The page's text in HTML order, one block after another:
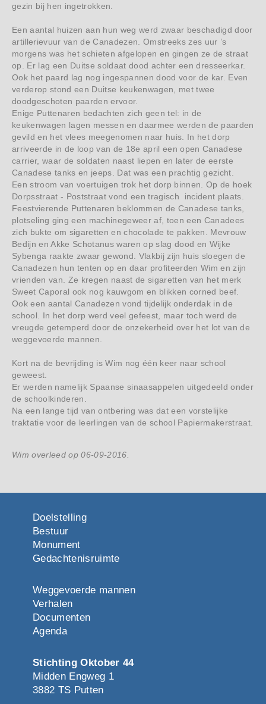
gezin bij hen ingetrokken.
Een aantal huizen aan hun weg werd zwaar beschadigd door
artillerievuur van de Canadezen. Omstreeks zes uur ’s
morgens was het schieten afgelopen en gingen ze de straat
op. Er lag een Duitse soldaat dood achter een dresseerkar.
Ook het paard lag nog ingespannen dood voor de kar. Even
verderop stond een Duitse keukenwagen, met twee
doodgeschoten paarden ervoor.
Enige Puttenaren bedachten zich geen tel: in de
keukenwagen lagen messen en daarmee werden de paarden
gevild en het vlees meegenomen naar huis. In het dorp
arriveerde in de loop van de 18e april een open Canadese
carrier, waar de soldaten naast liepen en later de eerste
Canadese tanks en jeeps. Dat was een prachtig gezicht.
Een stroom van voertuigen trok het dorp binnen. Op de hoek
Dorpsstraat - Poststraat vond een tragisch incident plaats.
Feestvierende Puttenaren beklommen de Canadese tanks,
plotseling ging een machinegeweer af, toen een Canadees
zich bukte om sigaretten en chocolade te pakken. Mevrouw
Bedijn en Akke Schotanus waren op slag dood en Wijke
Sybenga raakte zwaar gewond. Vlakbij zijn huis sloegen de
Canadezen hun tenten op en daar profiteerden Wim en zijn
vrienden van. Ze kregen naast de sigaretten van het merk
Sweet Caporal ook nog kauwgom en blikken corned beef.
Ook een aantal Canadezen vond tijdelijk onderdak in de
school. In het dorp werd veel gefeest, maar toch werd de
vreugde getemperd door de onzekerheid over het lot van de
weggevoerde mannen.
Kort na de bevrijding is Wim nog één keer naar school
geweest.
Er werden namelijk Spaanse sinaasappelen uitgedeeld onder
de schoolkinderen.
Na een lange tijd van ontbering was dat een vorstelijke
traktatie voor de leerlingen van de school Papiermakerstraat.
Wim overleed op 06-09-2016.
Doelstelling
Bestuur
Monument
Gedachtenisruimte
Weggevoerde mannen
Verhalen
Documenten
Agenda
Stichting Oktober 44
Midden Engweg 1
3882 TS Putten